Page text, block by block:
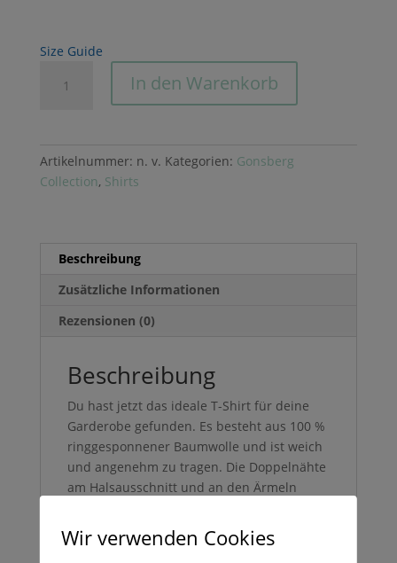
Size Guide
In den Warenkorb
Artikelnummer: n. v. Kategorien: Gonsberg
Collection, Shirts
Beschreibung
Zusätzliche Informationen
Rezensionen (0)
Beschreibung
Du hast jetzt das ideale T-Shirt für deine
Garderobe gefunden. Es besteht aus 100 %
ringgesponnener Baumwolle und ist weich
und angenehm zu tragen. Die Doppelnähte
am Halsausschnitt und an den Ärmeln
einem echten Hingucker!
Wir verwenden Cookies